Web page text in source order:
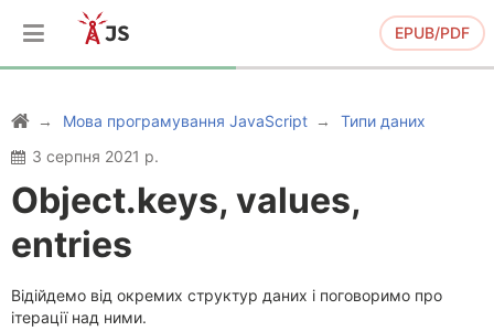
EPUB/PDF
Мова програмування JavaScript
Типи даних
3 серпня 2021 р.
Object.keys, values,
entries
Відійдемо від окремих структур даних і поговоримо про
ітерації над ними.